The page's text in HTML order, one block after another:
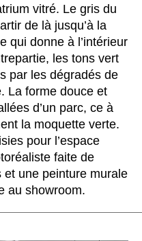
vitré. Le gris du
de là jusqu’à la
qui donne à l’intérieur
les tons vert
par les dégradés de
La forme douce et
d’un parc, ce à
la moquette verte.
pour l’espace
faite de
une peinture murale
au showroom.